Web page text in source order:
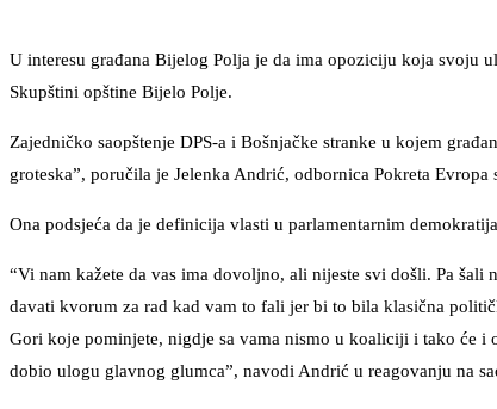
U interesu građana Bijelog Polja je da ima opoziciju koja svoju
Skupštini opštine Bijelo Polje.
Zajedničko saopštenje DPS-a i Bošnjačke stranke u kojem
groteska”, poručila je Jelenka Andrić, odbornica Pokreta
Ona podsjeća da je definicija vlasti u parlamentarnim
“Vi nam kažete da vas ima dovoljno, ali nijeste svi došli. Pa
davati kvorum za rad kad vam to fali jer bi to bila klasična
Gori koje pominjete, nigdje sa vama nismo u koaliciji i tako će i
dobio ulogu glavnog glumca”, navodi Andrić u reagovanju na